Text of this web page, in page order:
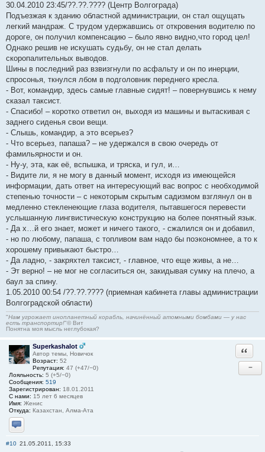
30.04.2010 23:45/??.??.???? (Центр Волгограда)
Подъезжая к зданию областной администрации, он стал ощущать
легкий мандраж. С трудом удержавшись от откровения водителю по
дороге, он получил компенсацию – было явно видно,что город цел!
Однако решив не искушать судьбу, он не стал делать
скоропалительных выводов.
Шины в последний раз взвизгнули по асфальту и он по инерции,
спросонья, ткнулся лбом в подголовник переднего кресла.
- Вот, командир, здесь самые главные сидят! – повернувшись к нему
сказал таксист.
- Спасибо! – коротко ответил он, выходя из машины и вытаскивая с
заднего сиденья свои вещи.
- Слышь, командир, а это всерьез?
- Что всерьез, папаша? – не удержался в свою очередь от
фамильярности и он.
- Ну-у, эта, как её, вспышка, и тряска, и гул, и…
- Видите ли, я не могу в данный момент, исходя из имеющейся
информации, дать ответ на интересующий вас вопрос с необходимой
степенью точности – с некоторым скрытым садизмом взглянул он в
медленно стекленеющие глаза водителя, пытавшегося перевести
услышанную лингвистическую конструкцию на более понятный язык.
- Да х…й его знает, может и ничего такого, - сжалился он и добавил,
- но по любому, папаша, с топливом вам надо бы поэкономнее, а то к
хорошему привыкают быстро…
- Да ладно, - закряхтел таксист, - главное, что еще живы, а не…
- Эт верно! – не мог не согласиться он, закидывая сумку на плечо, а
баул за спину.
1.05.2010 00:54 /??.??.???? (приемная кабинета главы администрации
Волгоградской области)
"Нам угрожает инопланетный корабль, начинённый атомными бомбами — у нас
есть транспортир!"© Вит
Понятна моя мысль неглубокая?
Superkashalot
Автор темы, Новичок
Возраст: 52
Репутация: 47 (+47/−0)
Лояльность: 5 (+5/−0)
Сообщения: 519
Зарегистрирован: 18.01.2011
С нами: 15 лет 6 месяцев
Имя: Женис
Откуда: Казахстан, Алма-Ата
Отправить личное сообщение
−
#10 21.05.2011, 15:33